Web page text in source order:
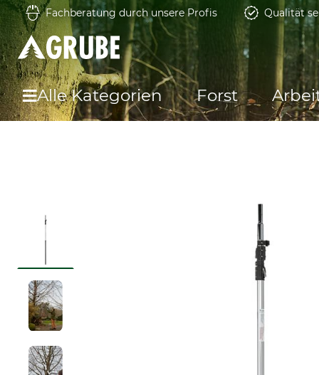
Fachberatung durch unsere Profis Qualität
Alle Kategorien Forst